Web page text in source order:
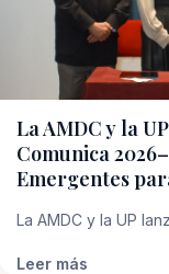
La AMDC y la
Comunica
Emergentes
La AMDC y la UP
Leer más